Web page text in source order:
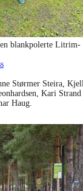
blankpolerte Litrim-
Størmer Steira,
Kari Strand
Haug.